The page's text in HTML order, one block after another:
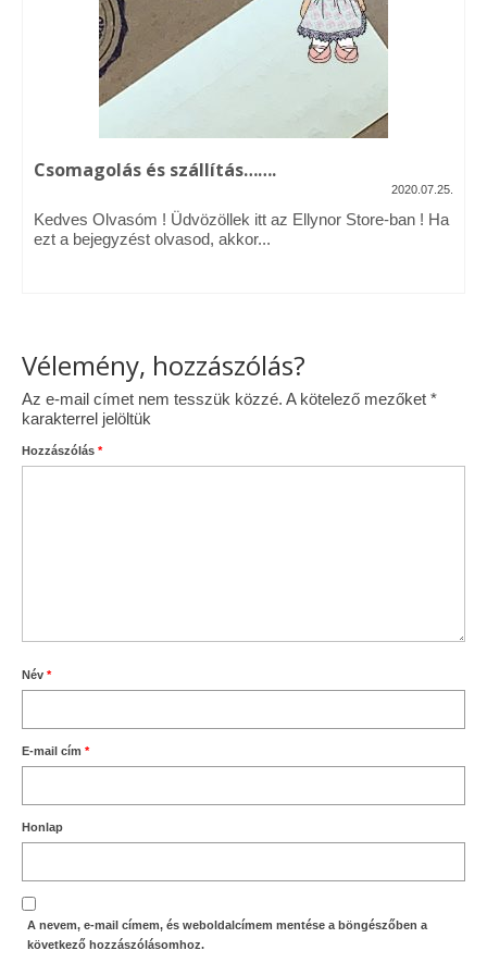
Vásárok, ahol velem is találkozhattál…
Alapanyagok, kellékek
Ellynor története
Adatkezelési tájékoztató
Csomagolás és szállítás…….
2020.07.25.
Kedves Olvasóm ! Üdvözöllek itt az Ellynor Store-ban ! Ha
ezt a bejegyzést olvasod, akkor...
Vélemény, hozzászólás?
Az e-mail címet nem tesszük közzé. A kötelező mezőket *
karakterrel jelöltük
Hozzászólás *
Név *
E-mail cím *
Honlap
A nevem, e-mail címem, és weboldalcímem mentése a böngészőben a
következő hozzászólásomhoz.